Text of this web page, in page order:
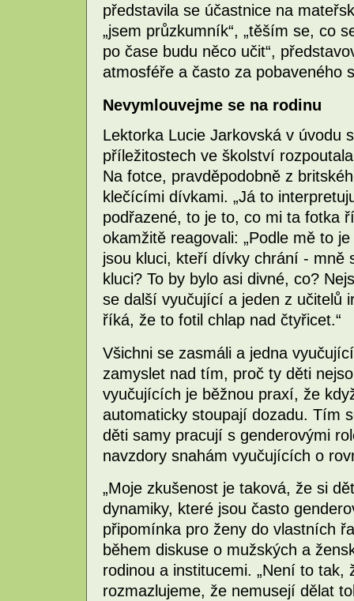
představila se účastnice na
„jsem průzkumník“, „těším se, co
po čase budu něco učit“,
atmosféře a často za pobaveného
Nevymlouvejme se na rodinu
Lektorka Lucie Jarkovská v úvodu
příležitostech ve školství
Na fotce, pravděpodobně z
klečícími dívkami. „Já to
podřazené, to je to, co mi ta fotka
okamžitě reagovali: „Podle mě to
jsou kluci, kteří dívky chrání - mně
kluci? To by bylo asi divné, co?
se další vyučující a jeden z učitelů
říká, že to fotil chlap nad čtyřicet.“
Všichni se zasmáli a jedna
zamyslet nad tím, proč ty děti
vyučujících je běžnou praxí, že
automaticky stoupají dozadu. Tím
děti samy pracují s genderovými
navzdory snahám vyučujících o
„Moje zkušenost je taková, že si
dynamiky, které jsou často
připomínka pro ženy do vlastních
během diskuse o mužských a
rodinou a institucemi. „Není to tak,
rozmazlujeme, že nemusejí dělat